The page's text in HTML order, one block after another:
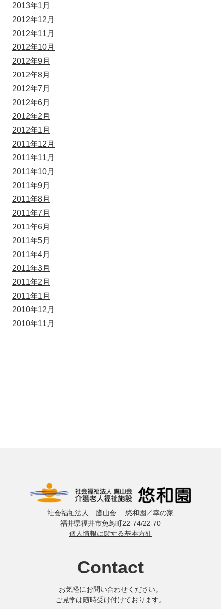
2013年1月
2012年12月
2012年11月
2012年10月
2012年9月
2012年8月
2012年7月
2012年6月
2012年2月
2012年1月
2011年12月
2011年11月
2011年10月
2011年9月
2011年8月
2011年7月
2011年6月
2011年5月
2011年4月
2011年3月
2011年2月
2011年1月
2010年12月
2010年11月
社会福祉法人 鷹山会 悠和園／幸の家
福井県福井市免鳥町22-74/22-70
個人情報に関する基本方針
Contact
お気軽にお問い合わせください。
ご見学は随時受け付けております。